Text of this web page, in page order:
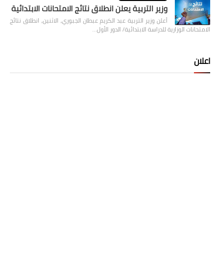
وزير التربية يعلن انطلاق نتائج الامتحانات الابتدائية
أعلن وزير التربية عبد الكريم عبطان الجبوري، الاثنين، انطلاق نتائج
الامتحانات الوزارية للدراسة الابتدائية/ الدور الأول…
اعلان